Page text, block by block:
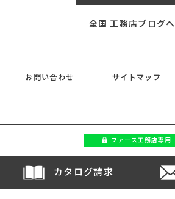
全国 工務店ブログへ
お問い合わせ サイトマップ
ファース工務店専用
カタログ請求